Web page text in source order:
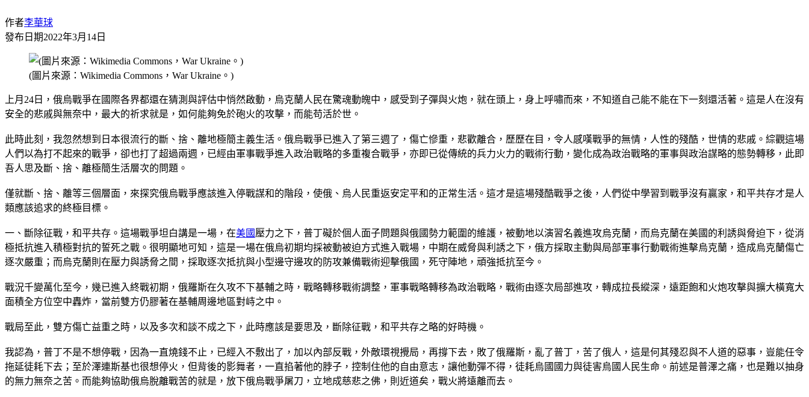
作者李華球
發布日期2022年3月14日
(圖片來源：Wikimedia Commons，War Ukraine。)
上月24日，俄烏戰爭在國際各界都還在猜測與評估中悄然啟動，烏克蘭人民在驚魂動魄中，感受到子彈與火炮，就在頭上，身上呼嘯而來，不知道自己能不能在下一刻還活著。這是人在沒有
安全的悲戚與無奈中，最大的祈求就是，如何能夠免於砲火的攻擊，而能苟活於世。
此時此刻，我忽然想到日本很流行的斷、捨、離地極簡主義生活。俄烏戰爭已進入了第三週了，傷亡慘重，悲歡離合，歷歷在目，令人感嘆戰爭的無情，人性的殘酷，世情的悲戚。綜觀這場
人們以為打不起來的戰爭，卻也打了超過兩週，已經由軍事戰爭進入政治戰略的多重複合戰爭，亦即已從傳統的兵力火力的戰術行動，變化成為政治戰略的軍事與政治謀略的態勢轉移，此即
吾人思及斷、捨、離極簡生活層次的問題。
僅就斷、捨、離等三個層面，來探究俄烏戰爭應該進入停戰謀和的階段，使俄、烏人民重返安定平和的正常生活。這才是這場殘酷戰爭之後，人們從中學習到戰爭沒有贏家，和平共存才是人
類應該追求的終極目標。
一、斷除征戰，和平共存。這場戰爭坦白講是一場，在美國 壓力之下，普丁礙於個人面子問題與俄國勢力範圍的維護，被動地以演習名義進攻烏克蘭，而烏克蘭在美國的利誘與脅迫下，從消
極抵抗進入積極對抗的誓死之戰。很明顯地可知，這是一場在俄烏初期均採被動被迫方式進入戰場，中期在威脅與利誘之下，俄方採取主動與局部軍事行動戰術進擊烏克蘭，造成烏克蘭傷亡
逐次嚴重；而烏克蘭則在壓力與誘脅之間，採取逐次抵抗與小型邊守邊攻的防攻兼備戰術迎擊俄國，死守陣地，頑強抵抗至今。
戰況千變萬化至今，幾已進入終戰初期，俄羅斯在久攻不下基輔之時，戰略轉移戰術調整，軍事戰略轉移為政治戰略，戰術由逐次局部進攻，轉成拉長縱深，遠距飽和火炮攻擊與擴大橫寬大
面積全方位空中轟炸，當前雙方仍膠著在基輔周邊地區對峙之中。
戰局至此，雙方傷亡益重之時，以及多次和談不成之下，此時應該是要思及，斷除征戰，和平共存之略的好時機。
我認為，普丁不是不想停戰，因為一直燒錢不止，已經入不敷出了，加以內部反戰，外敵環視攪局，再撐下去，敗了俄羅斯，亂了普丁，苦了俄人，這是何其殘忍與不人道的惡事，豈能任令
拖延徒耗下去；至於澤連斯基也很想停火，但背後的影舞者，一直掐著他的脖子，控制住他的自由意志，讓他動彈不得，徒耗烏國國力與徒害烏國人民生命。前述是普澤之痛，也是難以抽身
的無力無奈之苦。而能夠協助俄烏脫離戰苦的就是，放下俄烏戰爭屠刀，立地成慈悲之佛，則近道矣，戰火將遠離而去。